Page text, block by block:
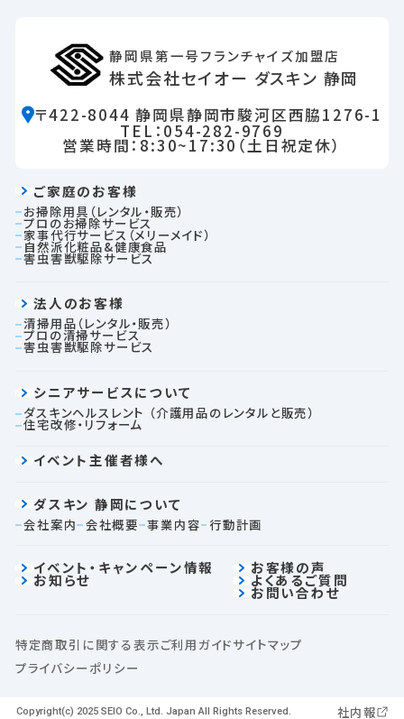
静岡県第一号フランチャイズ加盟店
株式会社セイオー ダスキン 静岡
〒422-8044 静岡県静岡市駿河区西脇1276-1
TEL：054-282-9769
営業時間：8:30~17:30（土日祝定休）
ご家庭のお客様
お掃除用具（レンタル・販売）
プロのお掃除サービス
家事代行サービス（メリーメイド）
自然派化粧品&健康食品
害虫害獣駆除サービス
法人のお客様
清掃用品（レンタル・販売）
プロの清掃サービス
害虫害獣駆除サービス
シニアサービスについて
ダスキンヘルスレント （介護用品のレンタルと販売）
住宅改修・リフォーム
イベント主催者様へ
ダスキン 静岡について
会社案内 会社概要 事業内容 行動計画
お客様の声
よくあるご質問
お問い合わせ
イベント・キャンペーン情報
お知らせ
特定商取引に関する表示ご利用ガイドサイトマップ
プライバシーポリシー
Copyright(c) 2025 SEIO Co., Ltd. Japan All Rights Reserved. 社内報